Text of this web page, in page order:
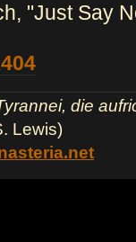
"Just Say
die
Lewis)